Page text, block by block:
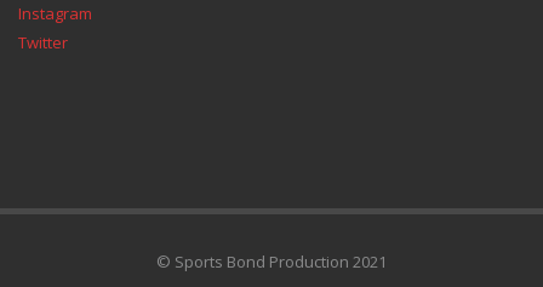
Instagram
Twitter
© Sports Bond Production 2021